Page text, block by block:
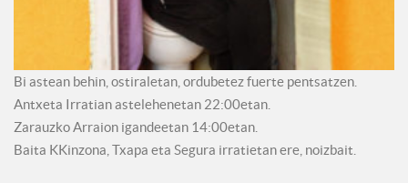
Bi astean behin, ostiraletan, ordubetez fuerte pentsatzen.
Antxeta Irratian astelehenetan 22:00etan.
Zarauzko Arraion igandeetan 14:00etan.
Baita KKinzona, Txapa eta Segura irratietan ere, noizbait.